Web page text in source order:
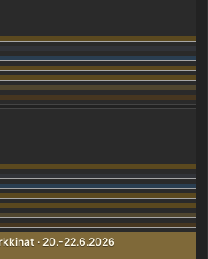
· 20.-22.6.2026